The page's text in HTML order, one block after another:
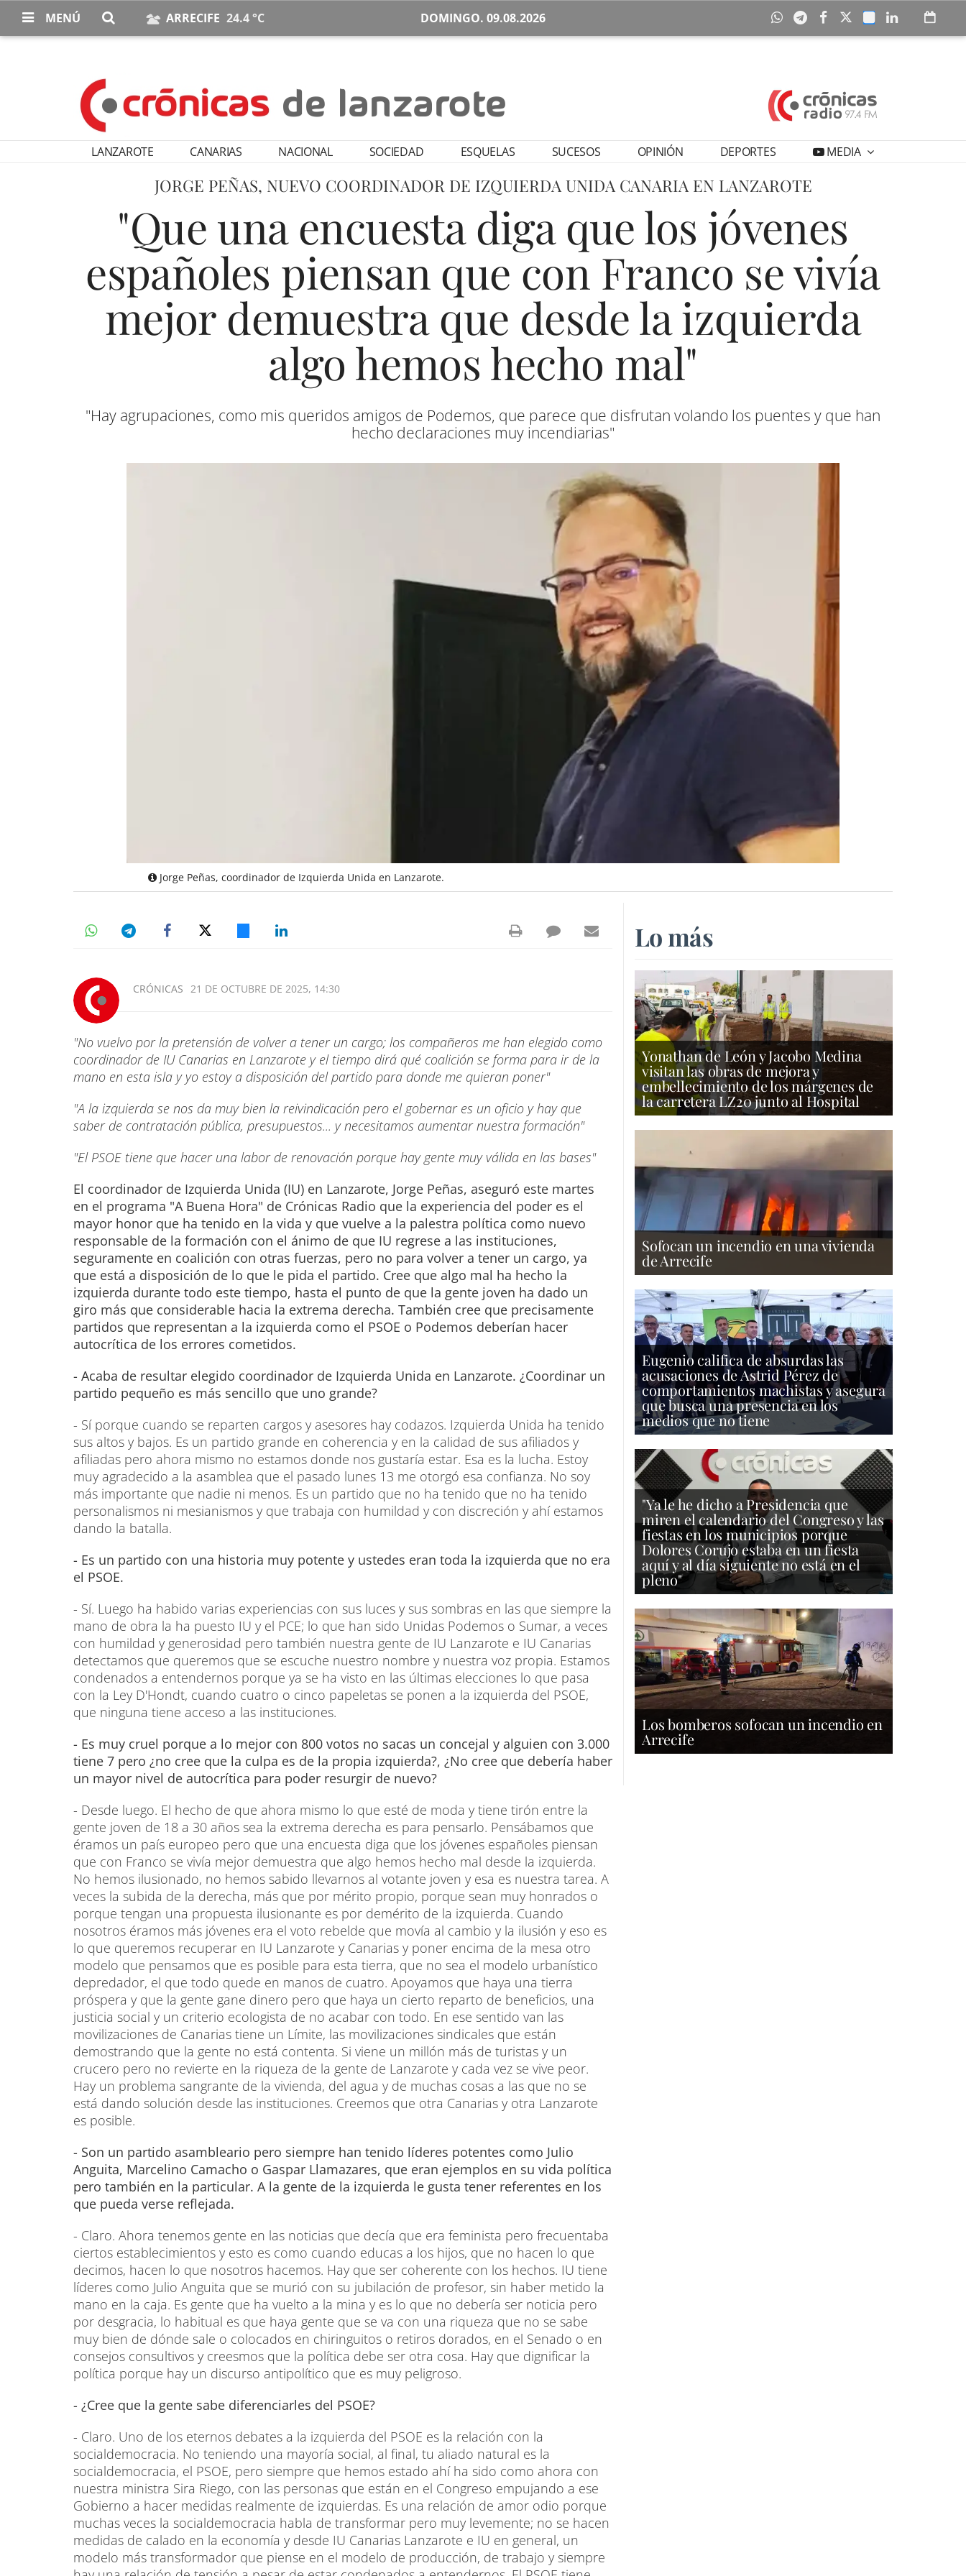
MENÚ ARRECIFE 24.4 °C DOMINGO. 09.08.2026
LANZAROTE CANARIAS NACIONAL SOCIEDAD ESQUELAS SUCESOS OPINIÓN DEPORTES MEDIA
JORGE PEÑAS, NUEVO COORDINADOR DE IZQUIERDA UNIDA CANARIA EN LANZAROTE
"Que una encuesta diga que los jóvenes
españoles piensan que con Franco se vivía
mejor demuestra que desde la izquierda
algo hemos hecho mal"
"Hay agrupaciones, como mis queridos amigos de Podemos, que parece que disfrutan volando los puentes y que han
hecho declaraciones muy incendiarias"
Jorge Peñas, coordinador de Izquierda Unida en Lanzarote.
CRÓNICAS 21 DE OCTUBRE DE 2025, 14:30
"No vuelvo por la pretensión de volver a tener un cargo; los compañeros me han elegido como
coordinador de IU Canarias en Lanzarote y el tiempo dirá qué coalición se forma para ir de la
mano en esta isla y yo estoy a disposición del partido para donde me quieran poner"
"A la izquierda se nos da muy bien la reivindicación pero el gobernar es un oficio y hay que
saber de contratación pública, presupuestos... y necesitamos aumentar nuestra formación"
"El PSOE tiene que hacer una labor de renovación porque hay gente muy válida en las bases"
El coordinador de Izquierda Unida (IU) en Lanzarote, Jorge Peñas, aseguró este martes
en el programa "A Buena Hora" de Crónicas Radio que la experiencia del poder es el
mayor honor que ha tenido en la vida y que vuelve a la palestra política como nuevo
responsable de la formación con el ánimo de que IU regrese a las instituciones,
seguramente en coalición con otras fuerzas, pero no para volver a tener un cargo, ya
que está a disposición de lo que le pida el partido. Cree que algo mal ha hecho la
izquierda durante todo este tiempo, hasta el punto de que la gente joven ha dado un
giro más que considerable hacia la extrema derecha. También cree que precisamente
partidos que representan a la izquierda como el PSOE o Podemos deberían hacer
autocrítica de los errores cometidos.
- Acaba de resultar elegido coordinador de Izquierda Unida en Lanzarote. ¿Coordinar un
partido pequeño es más sencillo que uno grande?
- Sí porque cuando se reparten cargos y asesores hay codazos. Izquierda Unida ha tenido
sus altos y bajos. Es un partido grande en coherencia y en la calidad de sus afiliados y
afiliadas pero ahora mismo no estamos donde nos gustaría estar. Esa es la lucha. Estoy
muy agradecido a la asamblea que el pasado lunes 13 me otorgó esa confianza. No soy
más importante que nadie ni menos. Es un partido que no ha tenido que no ha tenido
personalismos ni mesianismos y que trabaja con humildad y con discreción y ahí estamos
dando la batalla.
- Es un partido con una historia muy potente y ustedes eran toda la izquierda que no era
el PSOE.
- Sí. Luego ha habido varias experiencias con sus luces y sus sombras en las que siempre la
mano de obra la ha puesto IU y el PCE; lo que han sido Unidas Podemos o Sumar, a veces
con humildad y generosidad pero también nuestra gente de IU Lanzarote e IU Canarias
detectamos que queremos que se escuche nuestro nombre y nuestra voz propia. Estamos
condenados a entendernos porque ya se ha visto en las últimas elecciones lo que pasa
con la Ley D'Hondt, cuando cuatro o cinco papeletas se ponen a la izquierda del PSOE,
que ninguna tiene acceso a las instituciones.
- Es muy cruel porque a lo mejor con 800 votos no sacas un concejal y alguien con 3.000
tiene 7 pero ¿no cree que la culpa es de la propia izquierda?, ¿No cree que debería haber
un mayor nivel de autocrítica para poder resurgir de nuevo?
- Desde luego. El hecho de que ahora mismo lo que esté de moda y tiene tirón entre la
gente joven de 18 a 30 años sea la extrema derecha es para pensarlo. Pensábamos que
éramos un país europeo pero que una encuesta diga que los jóvenes españoles piensan
que con Franco se vivía mejor demuestra que algo hemos hecho mal desde la izquierda.
No hemos ilusionado, no hemos sabido llevarnos al votante joven y esa es nuestra tarea. A
veces la subida de la derecha, más que por mérito propio, porque sean muy honrados o
porque tengan una propuesta ilusionante es por demérito de la izquierda. Cuando
nosotros éramos más jóvenes era el voto rebelde que movía al cambio y la ilusión y eso es
lo que queremos recuperar en IU Lanzarote y Canarias y poner encima de la mesa otro
modelo que pensamos que es posible para esta tierra, que no sea el modelo urbanístico
depredador, el que todo quede en manos de cuatro. Apoyamos que haya una tierra
próspera y que la gente gane dinero pero que haya un cierto reparto de beneficios, una
justicia social y un criterio ecologista de no acabar con todo. En ese sentido van las
movilizaciones de Canarias tiene un Límite, las movilizaciones sindicales que están
demostrando que la gente no está contenta. Si viene un millón más de turistas y un
crucero pero no revierte en la riqueza de la gente de Lanzarote y cada vez se vive peor.
Hay un problema sangrante de la vivienda, del agua y de muchas cosas a las que no se
está dando solución desde las instituciones. Creemos que otra Canarias y otra Lanzarote
es posible.
- Son un partido asambleario pero siempre han tenido líderes potentes como Julio
Anguita, Marcelino Camacho o Gaspar Llamazares, que eran ejemplos en su vida política
pero también en la particular. A la gente de la izquierda le gusta tener referentes en los
que pueda verse reflejada.
- Claro. Ahora tenemos gente en las noticias que decía que era feminista pero frecuentaba
ciertos establecimientos y esto es como cuando educas a los hijos, que no hacen lo que
decimos, hacen lo que nosotros hacemos. Hay que ser coherente con los hechos. IU tiene
líderes como Julio Anguita que se murió con su jubilación de profesor, sin haber metido la
mano en la caja. Es gente que ha vuelto a la mina y es lo que no debería ser noticia pero
por desgracia, lo habitual es que haya gente que se va con una riqueza que no se sabe
muy bien de dónde sale o colocados en chiringuitos o retiros dorados, en el Senado o en
consejos consultivos y creesmos que la política debe ser otra cosa. Hay que dignificar la
política porque hay un discurso antipolítico que es muy peligroso.
- ¿Cree que la gente sabe diferenciarles del PSOE?
- Claro. Uno de los eternos debates a la izquierda del PSOE es la relación con la
socialdemocracia. No teniendo una mayoría social, al final, tu aliado natural es la
socialdemocracia, el PSOE, pero siempre que hemos estado ahí ha sido como ahora con
nuestra ministra Sira Riego, con las personas que están en el Congreso empujando a ese
Gobierno a hacer medidas realmente de izquierdas. Es una relación de amor odio porque
muchas veces la socialdemocracia habla de transformar pero muy levemente; no se hacen
medidas de calado en la economía y desde IU Canarias Lanzarote e IU en general, un
modelo más transformador que piense en el modelo de producción, de trabajo y siempre
Lo más
Yonathan de León y Jacobo Medina
visitan las obras de mejora y
embellecimiento de los márgenes de
la carretera LZ20 junto al Hospital
Sofocan un incendio en una vivienda
de Arrecife
Eugenio califica de absurdas las
acusaciones de Astrid Pérez de
comportamientos machistas y asegura
que busca una presencia en los
medios que no tiene
"Ya le he dicho a Presidencia que
miren el calendario del Congreso y las
fiestas en los municipios porque
Dolores Corujo estaba en un fiesta
aquí y al día siguiente no está en el
pleno"
Los bomberos sofocan un incendio en
Arrecife